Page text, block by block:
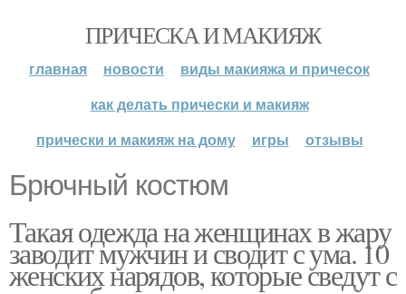
ПРИЧЕСКА И МАКИЯЖ
главная новости
виды макияжа и причесок
как делать прически и макияж
прически и макияж на дому
игры отзывы
Брючный костюм
Такая одежда на женщинах в жару
заводит мужчин и сводит с ума. 10
женских нарядов, которые сведут с